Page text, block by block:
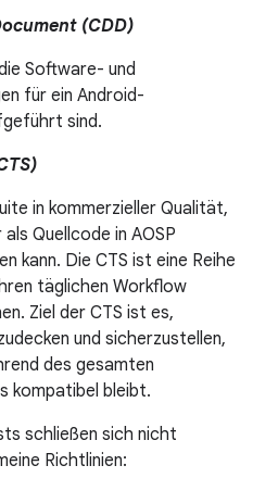
(CDD)
Software- und
für ein Android-
sind.
in kommerzieller Qualität,
Quellcode in AOSP
kann. Die CTS ist eine Reihe
täglichen Workflow
Ziel der CTS ist es,
und sicherzustellen,
des gesamten
kompatibel bleibt.
schließen sich nicht
Richtlinien: